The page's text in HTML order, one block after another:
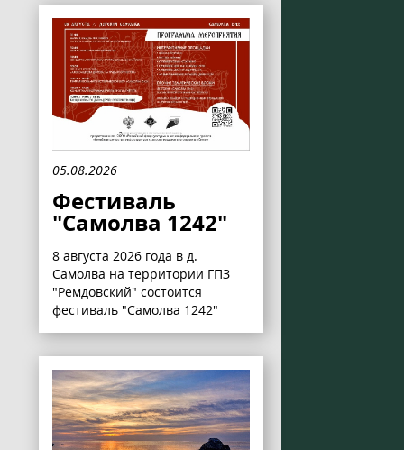
05.08.2026
Фестиваль
"Самолва 1242"
8 августа 2026 года в д.
Самолва на территории ГПЗ
"Ремдовский" состоится
фестиваль "Самолва 1242"